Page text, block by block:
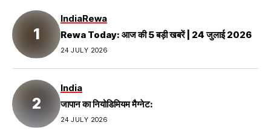
IndiaRewa
Rewa Today: आज की 5 बड़ी खबरें | 24 जुलाई 2026
24 JULY 2026
India
जापान का नियोडिमियम मैग्नेट:
24 JULY 2026